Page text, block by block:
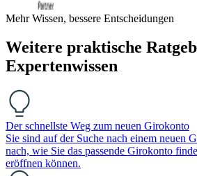
Mehr Wissen, bessere Entscheidungen
Weitere praktische
Expertenwissen
Der schnellste Weg zum neuen Girokonto
Sie sind auf der Suche nach einem neuen
nach, wie Sie das passende Girokonto
eröffnen können.